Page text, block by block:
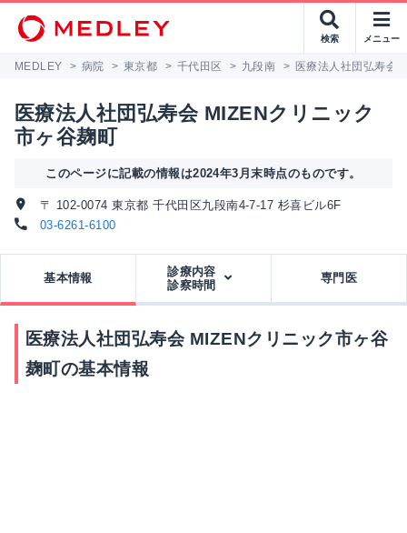
検索 メニュー
MEDLEY > 病院 > 東京都 > 千代田区 > 九段南 > 医療法人社団弘寿会
医療法人社団弘寿会 MIZENクリニック
市ヶ谷麹町
このページに記載の情報は2024年3月末時点のものです。
〒 102-0074 東京都 千代田区九段南4-7-17 杉喜ビル6F
03-6261-6100
基本情報
診療内容
診察時間
専門医
医療法人社団弘寿会 MIZENクリニック市ヶ谷
麹町の基本情報